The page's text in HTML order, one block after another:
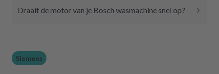
Draait de motor van je Bosch wasmachine snel op?
Siemens